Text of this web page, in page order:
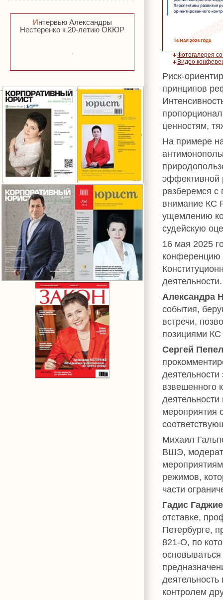
Интервью Александры
Нестеренко к 20-летию ОКЮР
Фотогалерея
Видео
Риск-
принципов
ценностям,
На примере
эффективной
разберемся с
внимание КС
ущемлению
судейскую
16 мая 2025
конференцию
Александра
события,
встречи,
позициями
Сергей
взвешенного
мероприятия
Михаил
ВШЭ,
режимов,
части
Гадис
отставке,
Петербурге,
821-О, по
контролем